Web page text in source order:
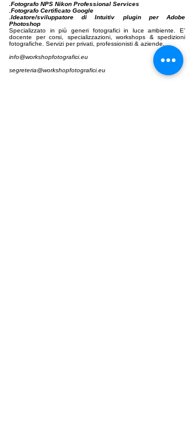
.Fotografo NPS Nikon Professional Services
.Fotografo Certificato Google
.Ideatore/sviluppatore di Intuitiv plugin per Adobe
Photoshop
Specializzato in più generi fotografici in luce ambiente. E'
docente per corsi, specializzazioni, workshops & spedizioni
fotografiche. Servizi per privati, professionisti & aziende.
info@workshopfotografici.eu
segreteria@workshopfotografici.eu